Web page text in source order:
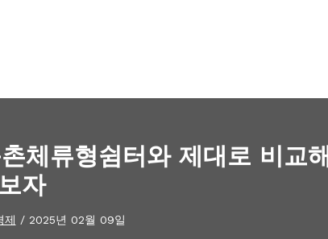
체류형쉼터와 제대로 비교해
보자
제 / 2025년 02월 09일